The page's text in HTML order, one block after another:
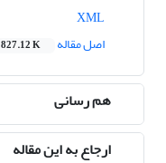
اصل مقاله
827.12 K
هم رسانی
ارجاع به این مقاله